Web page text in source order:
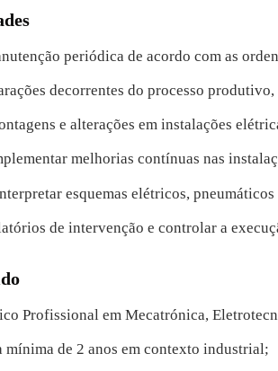
periódica de acordo com as
decorrentes do processo
e alterações em instalações
melhorias contínuas nas
esquemas elétricos,
de intervenção e controlar a
Profissional em Mecatrónica,
mínima de 2 anos em contexto industrial;